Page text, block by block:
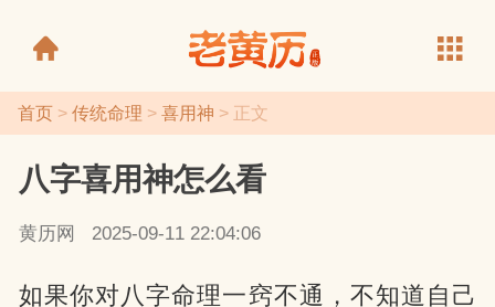
首页> 传统命理 > 喜用神 > 正文
八字喜用神怎么看
黄历网 2025-09-11 22:04:06
如果你对八字命理一窍不通，不知道自己